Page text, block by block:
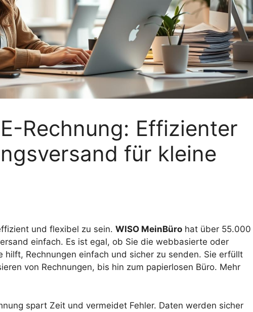
Rechnung: Effizienter
für kleine
und flexibel zu sein. WISO MeinBüro hat über 55.000
einfach. Es ist egal, ob Sie die webbasierte oder
hilft, Rechnungen einfach und sicher zu senden. Sie erfüllt
von Rechnungen, bis hin zum papierlosen Büro. Mehr
spart Zeit und vermeidet Fehler. Daten werden sicher